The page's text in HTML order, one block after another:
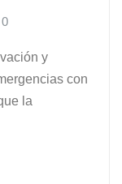
0
y
con
la